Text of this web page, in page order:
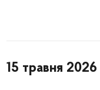
15 травня 2026